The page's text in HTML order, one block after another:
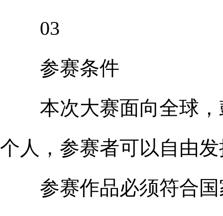
03
参赛条件
本次大赛面向全球，
个人，参赛者可以自由
参赛作品必须符合国